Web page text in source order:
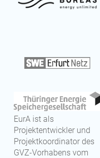
EurA ist als
Projektentwickler und
Projektkoordinator des
GVZ-Vorhabens vom